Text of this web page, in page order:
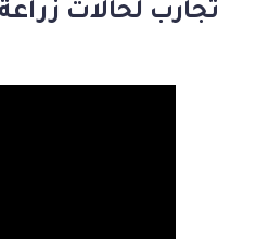
تجارب لحالات زراعة